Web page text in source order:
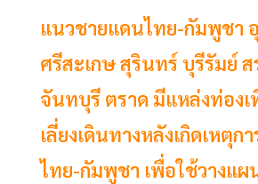
แนวชายแดนไทย-กัมพูชา
ศรีสะเกษ สุรินทร์ บุรีรัมย์ ส
จันทบุรี ตราด มีแหล่งท่องเ
เลี่ยงเดินทางหลังเกิดเหตุ
ไทย-กัมพูชา เพื่อใช้วางแผ